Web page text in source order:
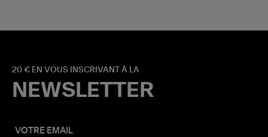
20 € EN VOUS INSCRIVANT À LA
NEWSLETTER